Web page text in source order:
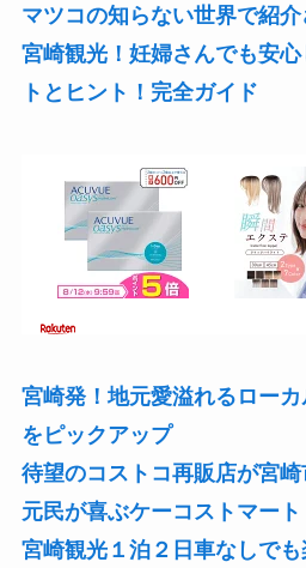
マツコの知らない世界で紹
宮崎観光！妊婦さんでも安
トとヒント！完全ガイド
宮崎発！地元愛溢れるロー
をピックアップ
待望のコストコ再販店が宮
元民が喜ぶケーコストマート
宮崎観光１泊２日車なしで